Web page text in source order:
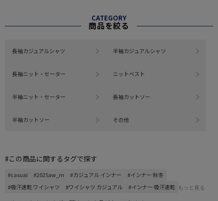
CATEGORY
商品を絞る
長袖カジュアルシャツ 半袖カジュアルシャツ
長袖ニット・セーター ニットベスト
半袖ニット・セーター 長袖カットソー
半袖カットソー その他
#この商品に関するタグで探す
#casual #2025aw_m #カジュアル インナー
#インナー 秋冬
#吸汗速乾 ワイシャツ
#ワイシャツ カジュアル #インナー 吸汗速乾 もっと見る